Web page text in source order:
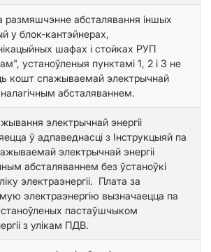
размяшчэнне абсталявання іншых
у блок-кантэйнерах,
шафах і стойках РУП
устаноўленыя пунктамі 1, 2 і 3 не
кошт спажываемай электрычнай
абсталяваннем.
электрычнай энергіі
ў адпаведнасці з Інструкцыяй па
электрычнай энергіі
абсталяваннем без ўстаноўкі
электраэнергіі. Плата за
электраэнергію вызначаецца па
пастаўшчыком
з улікам ПДВ.